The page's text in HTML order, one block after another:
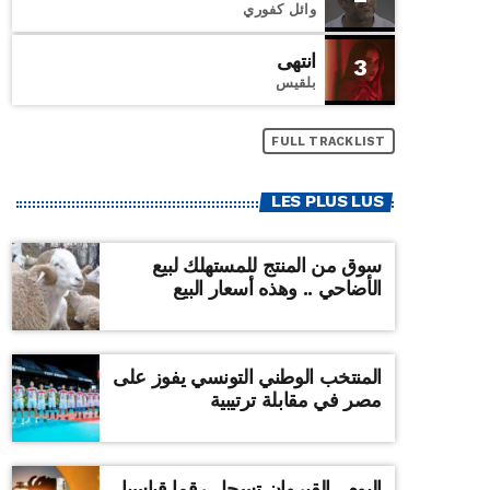
وائل كفوري
3 انتهى
بلقيس
FULL TRACKLIST
LES PLUS LUS
سوق من المنتج للمستهلك لبيع
الأضاحي .. وهذه أسعار البيع
المنتخب الوطني التونسي يفوز على
مصر في مقابلة ترتيبية